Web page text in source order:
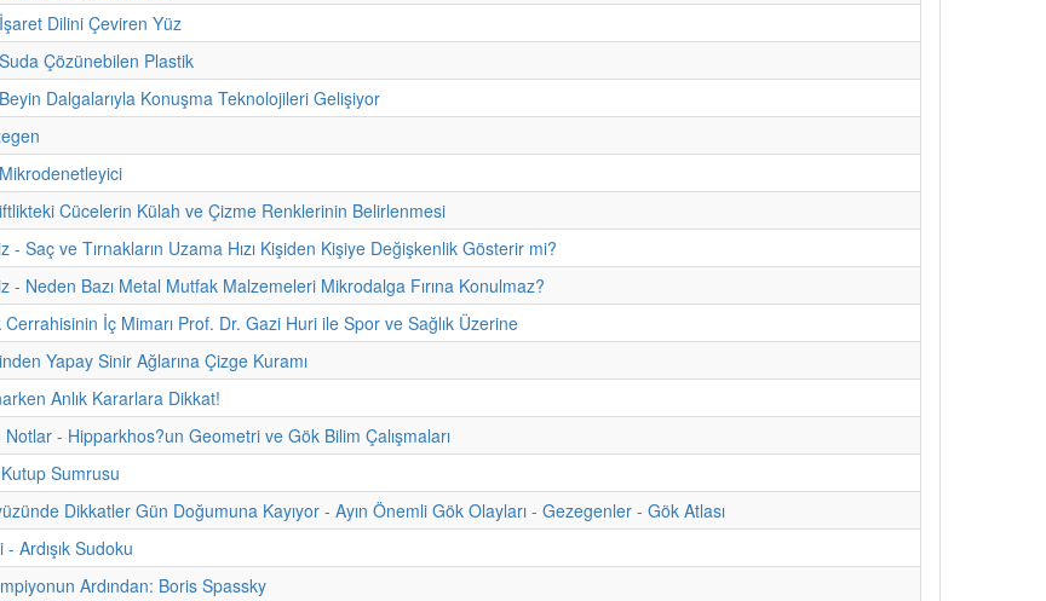
Dilini Çeviren Yüz
Çözünebilen Plastik
Dalgalarıyla Konuşma Teknolojileri Gelişiyor
Cücelerin Külah ve Çizme Renklerinin Belirlenmesi
- Saç ve Tırnakların Uzama Hızı Kişiden Kişiye Değişkenlik Gösterir mi?
- Neden Bazı Metal Mutfak Malzemeleri Mikrodalga Fırına Konulmaz?
İç Mimarı Prof. Dr. Gazi Huri ile Spor ve Sağlık Üzerine
Yapay Sinir Ağlarına Çizge Kuramı
Anlık Kararlara Dikkat!
- Hipparkhos?un Geometri ve Gök Bilim Çalışmaları
Sumrusu
Dikkatler Gün Doğumuna Kayıyor - Ayın Önemli Gök Olayları - Gezegenler - Gök Atlası
Ardışık Sudoku
Ardından: Boris Spassky